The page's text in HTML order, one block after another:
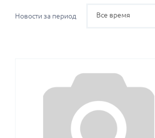
Новости за период Все время